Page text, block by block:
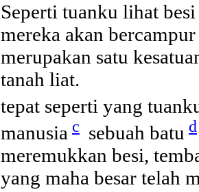
Seperti tuanku lihat
mereka akan
merupakan satu
tanah liat.
tepat seperti yang
manusia c sebuah batu d
meremukkan besi,
yang maha besar telah